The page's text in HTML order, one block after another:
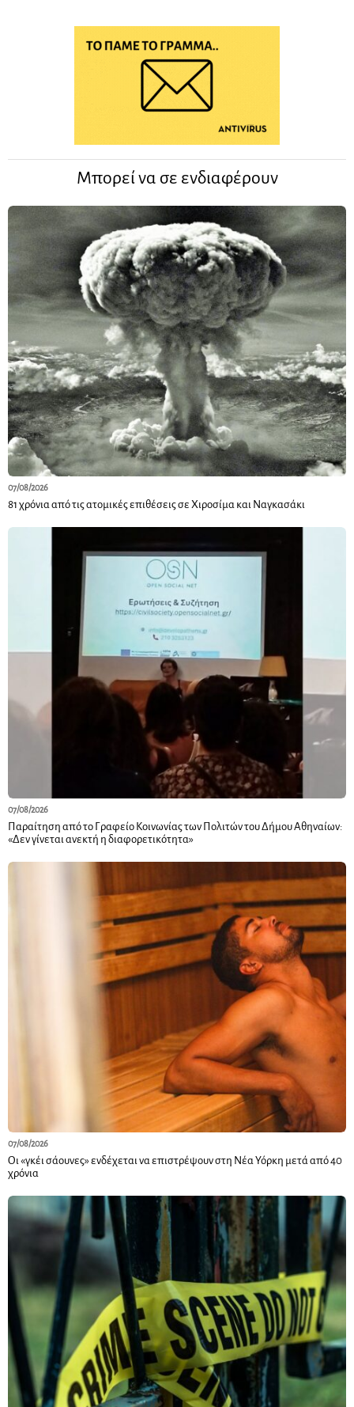
Μπορεί να σε ενδιαφέρουν
07/08/2026
81 χρόνια από τις ατομικές επιθέσεις σε Χιροσίμα και Ναγκασάκι
07/08/2026
Παραίτηση από το Γραφείο Κοινωνίας των Πολιτών του Δήμου Αθηναίων:
«Δεν γίνεται ανεκτή η διαφορετικότητα»
07/08/2026
Οι «γκέι σάουνες» ενδέχεται να επιστρέψουν στη Νέα Υόρκη μετά από 40
χρόνια